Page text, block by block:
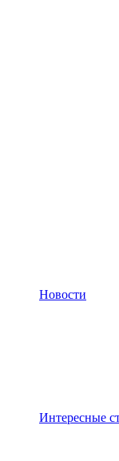
Новости
Интересные